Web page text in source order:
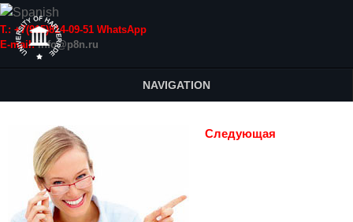
Т.: +7(915)814-09-51 WhatsApp
E-mail:info@p8n.ru
NAVIGATION
Следующая